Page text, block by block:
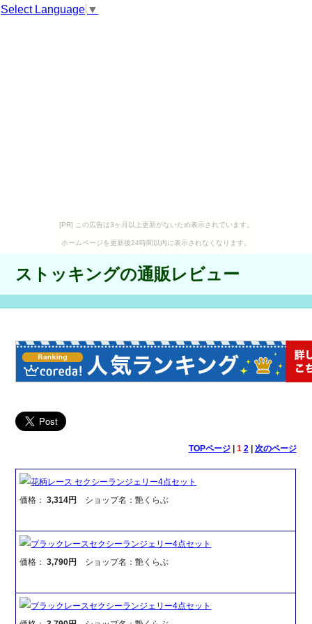
Select Language ▼
[PR] この広告は3ヶ月以上更新がないため表示されています。
ホームページを更新後24時間以内に表示されなくなります。
ストッキングの通販レビュー
TOPページ| 1 2| 次のページ
花柄レース セクシーランジェリー4点セット
価格：3,314円 ショップ名：艶くらぶ
ブラックレースセクシーランジェリー4点セット
価格：3,790円 ショップ名：艶くらぶ
ブラックレースセクシーランジェリー4点セット